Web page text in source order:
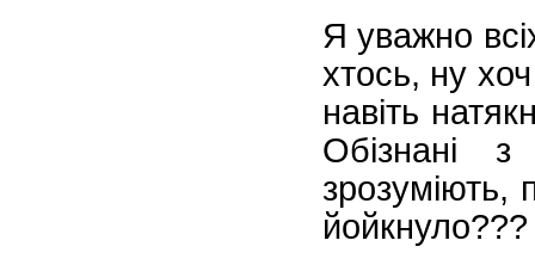
Я уважно
хтось, ну
навіть
Обізнані з
йойкнуло???